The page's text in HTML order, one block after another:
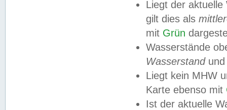
Liegt der
gilt dies als
mit Grün
Wasserstände
Wasserstandund
Liegt kein MHW
Karte ebenso mit
Ist der aktuelle